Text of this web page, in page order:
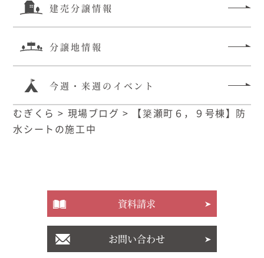
建売分譲情報
分譲地情報
今週・来週のイベント
むぎくら > 現場ブログ >
【簗瀬町６，９号棟】防
水シートの施工中
資料請求
お問い合わせ